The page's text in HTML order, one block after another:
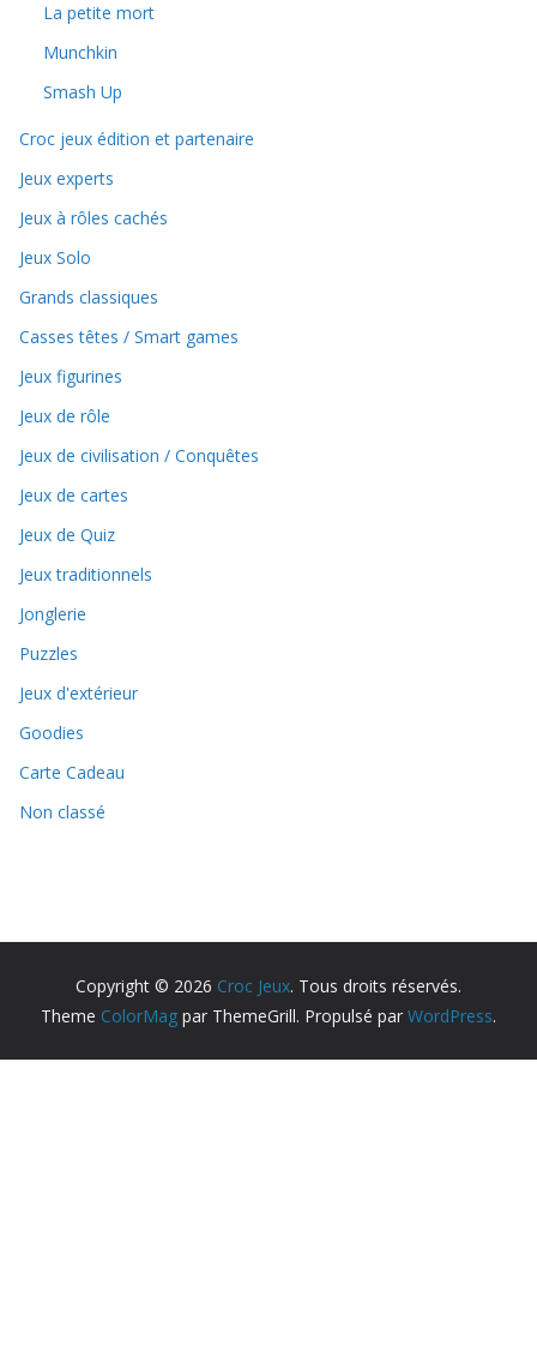
La petite mort
Munchkin
Smash Up
Croc jeux édition et partenaire
Jeux experts
Jeux à rôles cachés
Jeux Solo
Grands classiques
Casses têtes / Smart games
Jeux figurines
Jeux de rôle
Jeux de civilisation / Conquêtes
Jeux de cartes
Jeux de Quiz
Jeux traditionnels
Jonglerie
Puzzles
Jeux d'extérieur
Goodies
Carte Cadeau
Non classé
Copyright © 2026 Croc Jeux. Tous droits réservés.
Theme ColorMag par ThemeGrill. Propulsé par WordPress.